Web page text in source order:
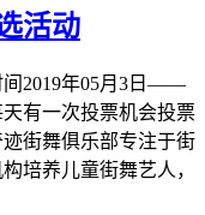
活动
间2019年05月3日——
有一次投票机会投票
街舞俱乐部专注于街
培养儿童街舞艺人，